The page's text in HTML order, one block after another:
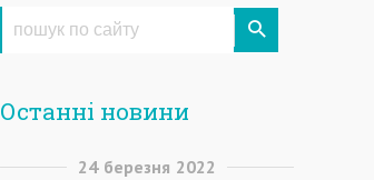
Останні новини
24 березня 2022